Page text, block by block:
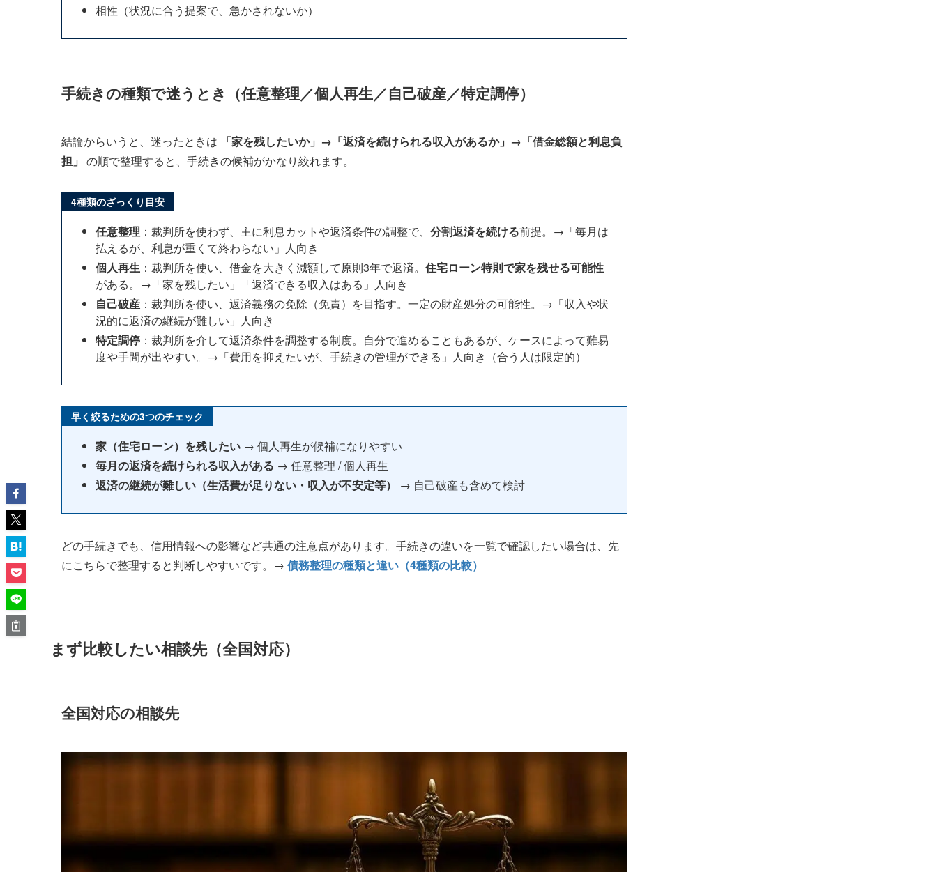
相性（状況に合う提案で、急かされないか）
手続きの種類で迷うとき（任意整理／個人再生／自己破産／特定調停）
結論からいうと、迷ったときは
「家を残したいか」→「返済を続けられる収入があるか」→「借金総額と利息負
担」 の順で整理すると、手続きの候補がかなり絞れます。
4種類のざっくり目安
任意整理 ：裁判所を使わず、主に利息カットや返済条件の調整で、 分割返済を続ける前提。→「毎月は
払えるが、利息が重くて終わらない」人向き
個人再生 ：裁判所を使い、借金を大きく減額して原則3年で返済。 住宅ローン特則で家を残せる可能性
がある。→「家を残したい」「返済できる収入はある」人向き
自己破産 ：裁判所を使い、返済義務の免除（免責）を目指す。一定の財産処分の可能性。→「収入や状
況的に返済の継続が難しい」人向き
特定調停 ：裁判所を介して返済条件を調整する制度。自分で進めることもあるが、ケースによって難易
度や手間が出やすい。→「費用を抑えたいが、手続きの管理ができる」人向き（合う人は限定的）
早く絞るための3つのチェック
家（住宅ローン）を残したい → 個人再生が候補になりやすい
毎月の返済を続けられる収入がある → 任意整理 / 個人再生
返済の継続が難しい（生活費が足りない・収入が不安定等）
→ 自己破産も含めて検討
どの手続きでも、信用情報への影響など共通の注意点があります。手続きの違いを一覧で確認したい場合は、先
にこちらで整理すると判断しやすいです。→ 債務整理の種類と違い（4種類の比較）
まず比較したい相談先（全国対応）
全国対応の相談先